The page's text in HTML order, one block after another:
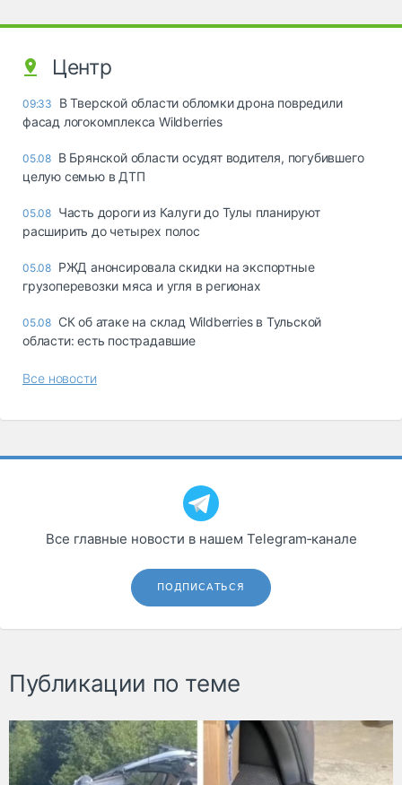
Центр
09:33
В Тверской области обломки дрона повредили
фасад логокомплекса Wildberries
05.08 В Брянской области осудят водителя, погубившего
целую семью в ДТП
05.08 Часть дороги из Калуги до Тулы планируют
расширить до четырех полос
05.08 РЖД анонсировала скидки на экспортные
грузоперевозки мяса и угля в регионах
05.08 СК об атаке на склад Wildberries в Тульской
области: есть пострадавшие
Все новости
Все главные новости в нашем Telegram‑канале
ПОДПИСАТЬСЯ
Публикации по теме